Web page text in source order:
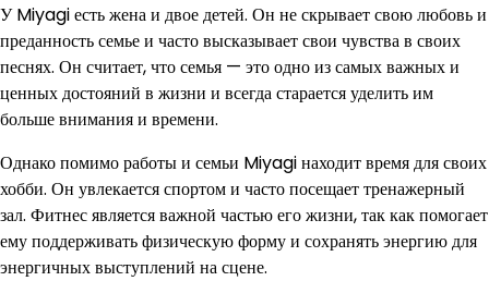
У Miyagi есть жена и двое детей. Он не скрывает свою любовь и
преданность семье и часто высказывает свои чувства в своих
песнях. Он считает, что семья — это одно из самых важных и
ценных достояний в жизни и всегда старается уделить им
больше внимания и времени.
Однако помимо работы и семьи Miyagi находит время для своих
хобби. Он увлекается спортом и часто посещает тренажерный
зал. Фитнес является важной частью его жизни, так как помогает
ему поддерживать физическую форму и сохранять энергию для
энергичных выступлений на сцене.